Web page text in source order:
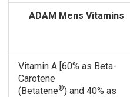
ADAM Mens Vitamins
Vitamin A [60% as Beta-
Carotene
(Betatene®) and 40% as